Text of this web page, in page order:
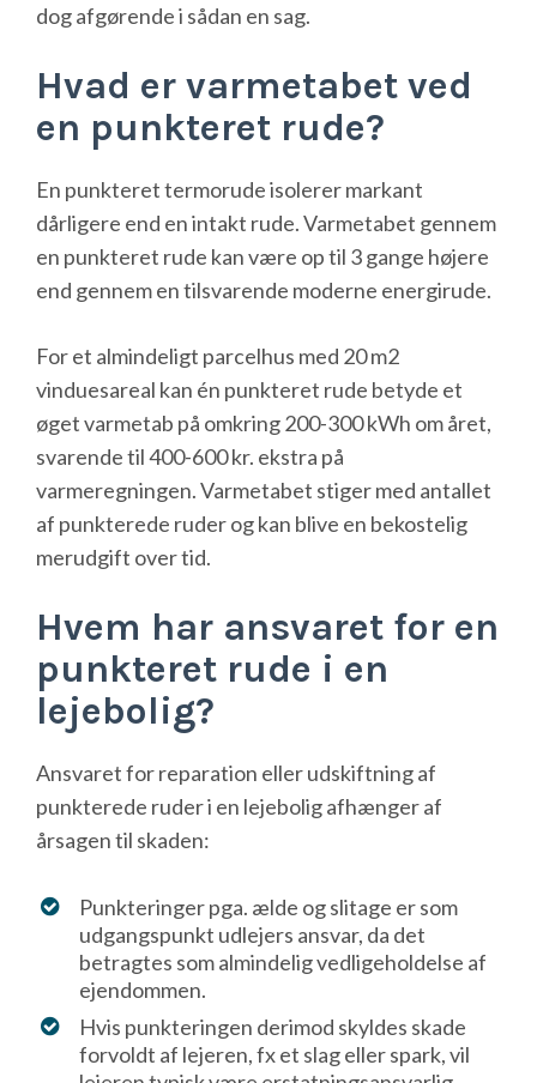
dog afgørende i sådan en sag.
Hvad er varmetabet ved
en punkteret rude?
En punkteret termorude isolerer markant
dårligere end en intakt rude. Varmetabet gennem
en punkteret rude kan være op til 3 gange højere
end gennem en tilsvarende moderne energirude.
For et almindeligt parcelhus med 20 m2
vinduesareal kan én punkteret rude betyde et
øget varmetab på omkring 200-300 kWh om året,
svarende til 400-600 kr. ekstra på
varmeregningen. Varmetabet stiger med antallet
af punkterede ruder og kan blive en bekostelig
merudgift over tid.
Hvem har ansvaret for en
punkteret rude i en
lejebolig?
Ansvaret for reparation eller udskiftning af
punkterede ruder i en lejebolig afhænger af
årsagen til skaden:
Punkteringer pga. ælde og slitage er som
udgangspunkt udlejers ansvar, da det
betragtes som almindelig vedligeholdelse af
ejendommen.
Hvis punkteringen derimod skyldes skade
forvoldt af lejeren, fx et slag eller spark, vil